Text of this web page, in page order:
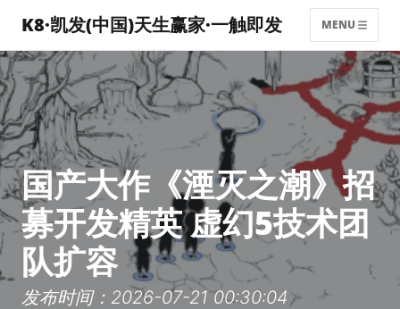
K8·凯发(中国)天生赢家·一触即发 MENU
国产大作《湮灭之潮》招
募开发精英 虚幻5技术团
队扩容
发布时间：2026-07-21 00:30:04